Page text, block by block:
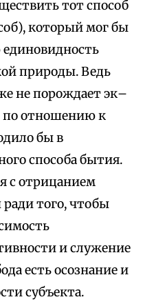
тот способ
который мог бы
природы. Ведь
не порождает эк–
по отношению к
бы в
способа бытия.
с отрицанием
того, чтобы
и служение
есть осознание и
субъекта.